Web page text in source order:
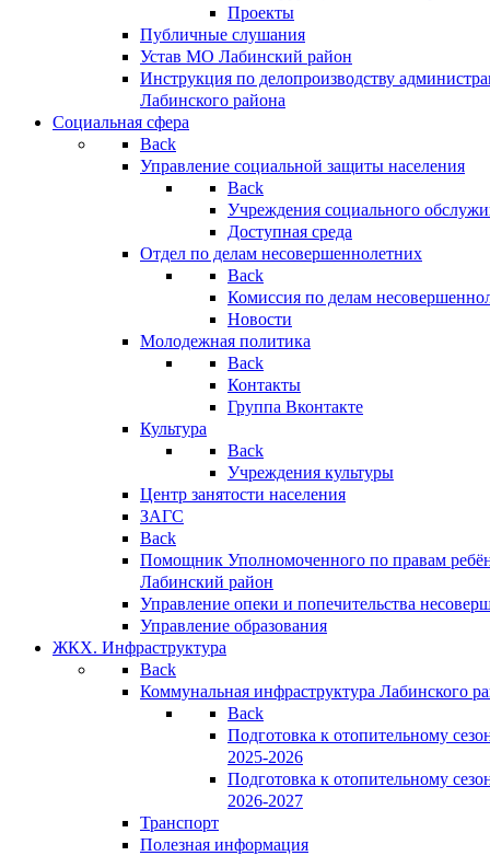
Проекты
Публичные слушания
Устав МО Лабинский район
Инструкция по делопроизводству
Лабинского района
Социальная сфера
Back
Управление социальной защиты населения
Back
Учреждения социального
Доступная среда
Отдел по делам несовершеннолетних
Back
Комиссия по делам
Новости
Молодежная политика
Back
Контакты
Группа Вконтакте
Культура
Back
Учреждения культуры
Центр занятости населения
ЗАГС
Back
Помощник Уполномоченного по правам
Лабинский район
Управление опеки и попечительства
Управление образования
ЖКХ. Инфраструктура
Back
Коммунальная инфраструктура Лабинского
Back
Подготовка к отопительному
2025-2026
Подготовка к отопительному
2026-2027
Транспорт
Полезная информация